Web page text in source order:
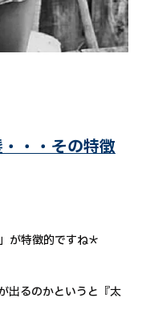
・・その特徴
が特徴的ですね＊
出るのかというと『太